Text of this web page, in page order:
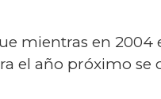
mientras en
el año próximo se